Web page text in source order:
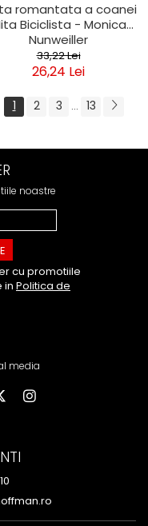
romantata a coanei
Biciclista - Monica
Nunweiller
33,22 Lei
26,24 Lei
1 2 3 ... 13
noastre
cu promotiile
in Politica de
media